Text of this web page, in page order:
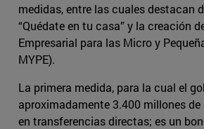
medidas, entre las cuales destacan
“Quédate en tu casa” y la creación
Empresarial para las Micro y
MYPE).
La primera medida, para la cual el
aproximadamente 3.400 millones de
en transferencias directas; es un